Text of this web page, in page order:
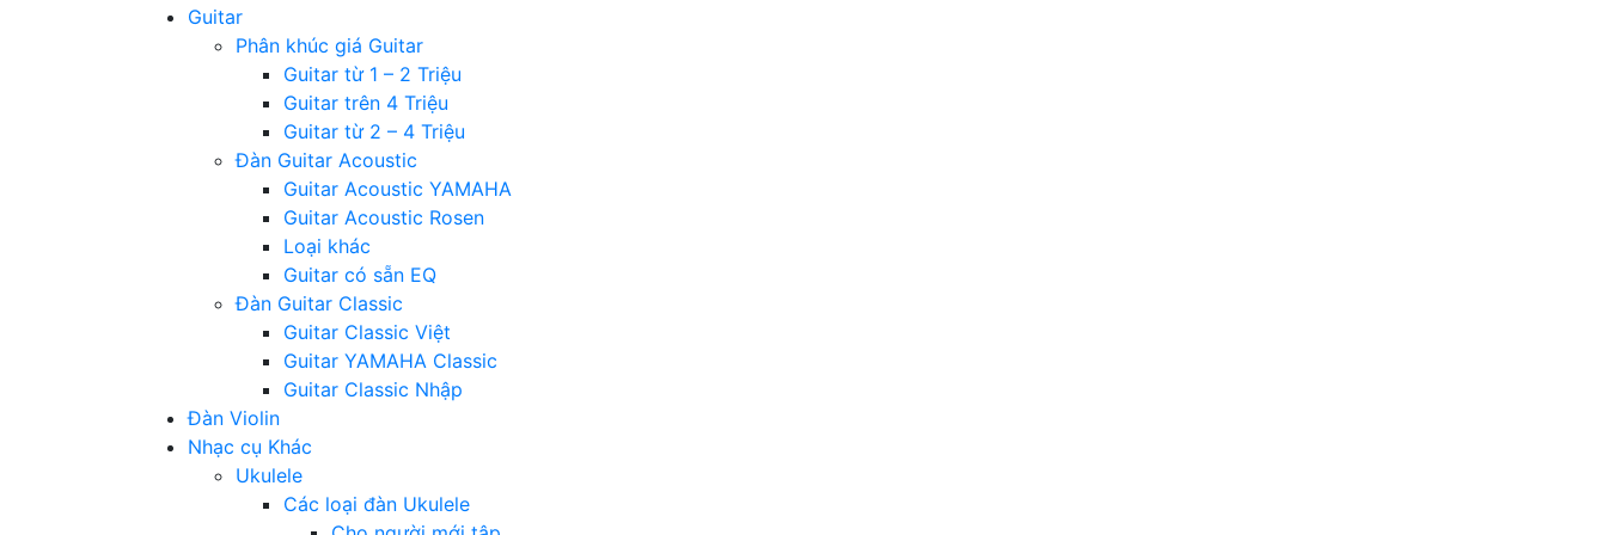
Guitar
Phân khúc giá Guitar
Guitar từ 1 – 2 Triệu
Guitar trên 4 Triệu
Guitar từ 2 – 4 Triệu
Đàn Guitar Acoustic
Guitar Acoustic YAMAHA
Guitar Acoustic Rosen
Loại khác
Guitar có sẵn EQ
Đàn Guitar Classic
Guitar Classic Việt
Guitar YAMAHA Classic
Guitar Classic Nhập
Đàn Violin
Nhạc cụ Khác
Ukulele
Các loại đàn Ukulele